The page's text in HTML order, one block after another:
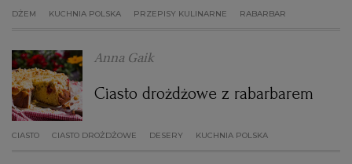
DŻEM KUCHNIA POLSKA PRZEPISY KULINARNE RABARBAR
Anna Gaik
Ciasto drożdżowe z rabarbarem
CIASTO CIASTO DROŻDŻOWE DESERY KUCHNIA POLSKA